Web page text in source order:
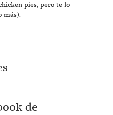
pies, pero te lo
más).
de